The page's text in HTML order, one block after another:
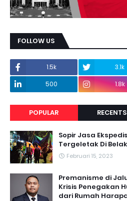
FOLLOW US
1.5k 3.1k
500
1.8k
POPULAR RECENTS
Sopir Jasa
Tergeletak Di
Februari 15, 2023
Premanisme di
Krisis Penegakan
dari Rumah